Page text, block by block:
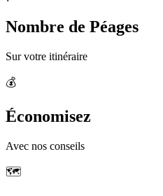
Nombre de Péages
Sur votre itinéraire
💰
Économisez
Avec nos conseils
🗺️